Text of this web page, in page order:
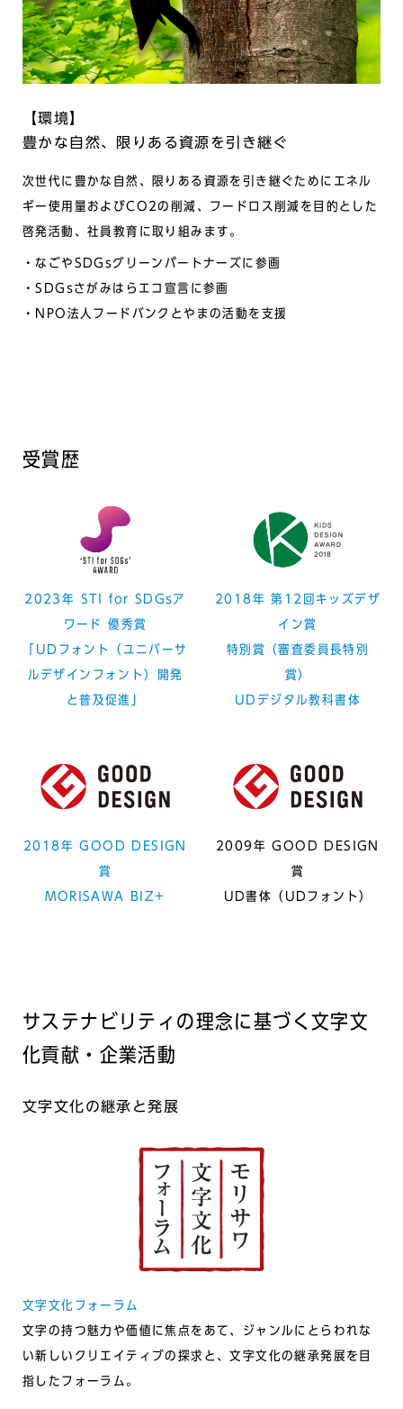
【環境】
豊かな⾃然、限りある資源を引き継ぐ
次世代に豊かな⾃然、限りある資源を引き継ぐためにエネル
ギー使⽤量およびCO2の削減、フードロス削減を⽬的とした
啓発活動、社員教育に取り組みます。
なごやSDGsグリーンパートナーズに参画
SDGsさがみはらエコ宣⾔に参画
NPO法⼈フードバンクとやまの活動を⽀援
受賞歴
2023年 STI for SDGsア
ワード 優秀賞
「UDフォント（ユニバーサ
ルデザインフォント）開発
と普及促進」
2018年 第12回キッズデザ
イン賞
特別賞（審査委員⻑特別
賞）
UDデジタル教科書体
2018年 GOOD DESIGN
賞
MORISAWA BIZ+
2009年 GOOD DESIGN
賞
UD書体（UDフォント）
サステナビリティの理念に基づく⽂字⽂
化貢献・企業活動
⽂字⽂化の継承と発展
⽂字⽂化フォーラム
⽂字の持つ魅⼒や価値に焦点をあて、ジャンルにとらわれな
い新しいクリエイティブの探求と、⽂字⽂化の継承発展を⽬
指したフォーラム。